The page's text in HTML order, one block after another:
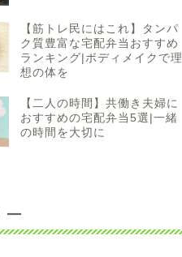
【筋トレ民にはこれ】タンパ
ク質豊富な宅配弁当おすすめ
ランキング|ボディメイクで理
想の体を
【二人の時間】共働き夫婦に
おすすめの宅配弁当5選|一緒
の時間を大切に